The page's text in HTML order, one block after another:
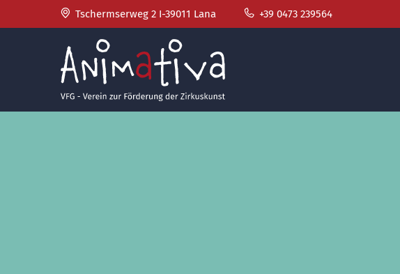
Tschermserweg 2 I-39011 Lana +39 0473 239564